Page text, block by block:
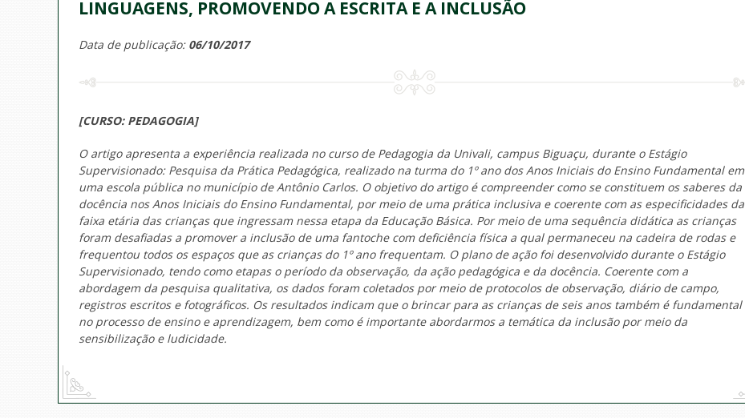
LINGUAGENS, PROMOVENDO A ESCRITA E A INCLUSÃO
Data de publicação: 06/10/2017
[CURSO: PEDAGOGIA]
O artigo apresenta a experiência realizada no curso de Pedagogia da Univali, campus Biguaçu, durante o Estágio
Supervisionado: Pesquisa da Prática Pedagógica, realizado na turma do 1º ano dos Anos Iniciais do Ensino Fundamental em
uma escola pública no município de Antônio Carlos. O objetivo do artigo é compreender como se constituem os saberes da
docência nos Anos Iniciais do Ensino Fundamental, por meio de uma prática inclusiva e coerente com as especificidades da
faixa etária das crianças que ingressam nessa etapa da Educação Básica. Por meio de uma sequência didática as crianças
foram desafiadas a promover a inclusão de uma fantoche com deficiência física a qual permaneceu na cadeira de rodas e
frequentou todos os espaços que as crianças do 1º ano frequentam. O plano de ação foi desenvolvido durante o Estágio
Supervisionado, tendo como etapas o período da observação, da ação pedagógica e da docência. Coerente com a
abordagem da pesquisa qualitativa, os dados foram coletados por meio de protocolos de observação, diário de campo,
registros escritos e fotográficos. Os resultados indicam que o brincar para as crianças de seis anos também é fundamental
no processo de ensino e aprendizagem, bem como é importante abordarmos a temática da inclusão por meio da
sensibilização e ludicidade.